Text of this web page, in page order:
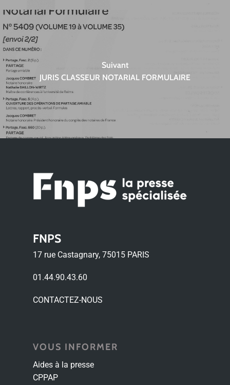
Suivant
JURIS CLASSEUR NOTARIAL FORMULAIRE
FNPS
17 rue Castagnary, 75015 PARIS
01.44.90.43.60
CONTACTEZ-NOUS
VOUS INFORMER
Aides à la presse
CPPAP